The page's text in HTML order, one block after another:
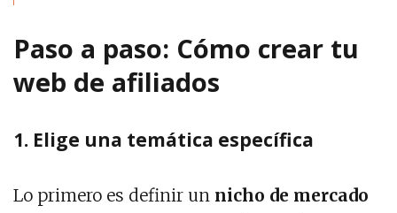
Paso a paso: Cómo crear tu
web de afiliados
1. Elige una temática específica
Lo primero es definir un nicho de mercado